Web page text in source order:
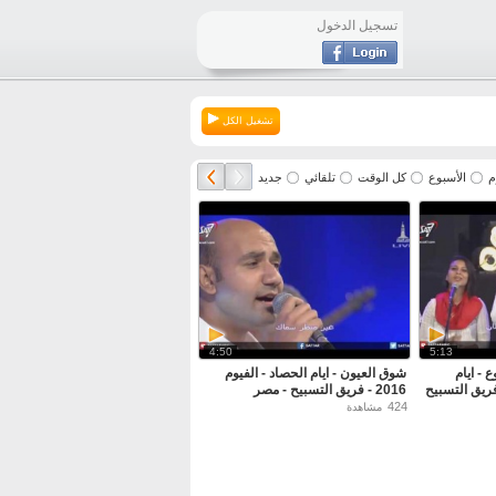
تسجيل الدخول
تشغيل الكل
الأسبوع كل الوقت تلقائي جديد
5:13
- ايام
- الفيوم 2016 - فريق التسبيح
4:50
شوق العيون - ايام الحصاد - الفيوم
2016 - فريق التسبيح - مصر
424 مشاهدة